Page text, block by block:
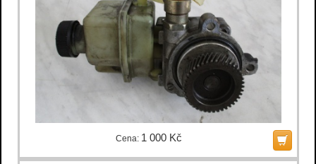
Cena: 1 000 Kč